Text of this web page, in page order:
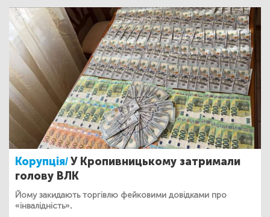
Корупція/У Кропивницькому затримали
голову ВЛК
Йому закидають торгівлю фейковими довідками про
«інвалідність».